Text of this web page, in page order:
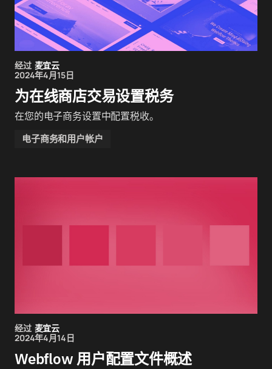
经过 麦宜云
2024年4月15日
为在线商店交易设置税务
在您的电子商务设置中配置税收。
电子商务和用户帐户
经过 麦宜云
2024年4月14日
Webflow 用户配置文件概述